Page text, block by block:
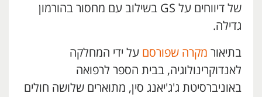
של דיווחים על GS בשילוב עם מחסור בהורמון
גדילה.
בתיאור מקרה שפורסם על ידי המחלקה
לאנדוקרינולוגיה, בבית הספר לרפואה
באוניברסיטת ג'ג'יאנג סין, מתוארים שלושה חולים